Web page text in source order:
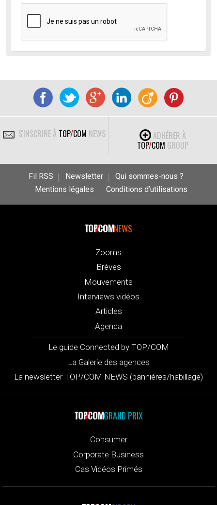
S'INSCRIRE À TOP/COM NEWS
ADHÉRER À
TOP/COM GROUP
Fil RSS Newsletter
Qui sommes-nous ?
Mentions légales
Conditions d’utilisations
NEWS
Zooms
Brèves
Mouvements
Interviews vidéos
Articles
Agenda
Le guide Connected by TOP/COM
La Galerie des agences
La newsletter TOP/COM NEWS (bannières/habillage)
GRAND PRIX
Consumer
Corporate Business
Cas Vidéos Primés